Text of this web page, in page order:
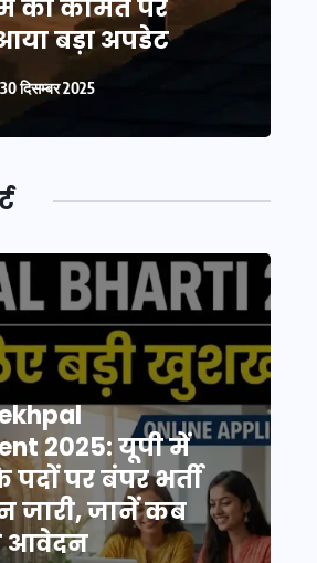
की कीमत पर
बड़ा अपडेट
30 दिसम्बर 2025
2025: यूपी में
पर बंपर भर्ती
जारी, जानें कब
आवेदन